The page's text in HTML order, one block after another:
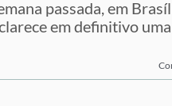
passada, em
em definitivo